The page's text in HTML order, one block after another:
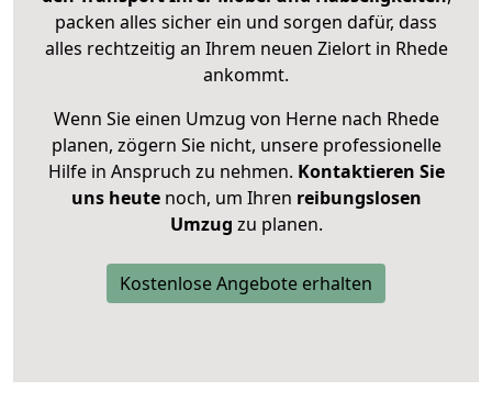
packen alles sicher ein und sorgen dafür, dass
alles rechtzeitig an Ihrem neuen Zielort in Rhede
ankommt.
Wenn Sie einen Umzug von Herne nach Rhede
planen, zögern Sie nicht, unsere professionelle
Hilfe in Anspruch zu nehmen. Kontaktieren Sie
uns heutenoch, um Ihren reibungslosen
Umzug zu planen.
Kostenlose Angebote erhalten